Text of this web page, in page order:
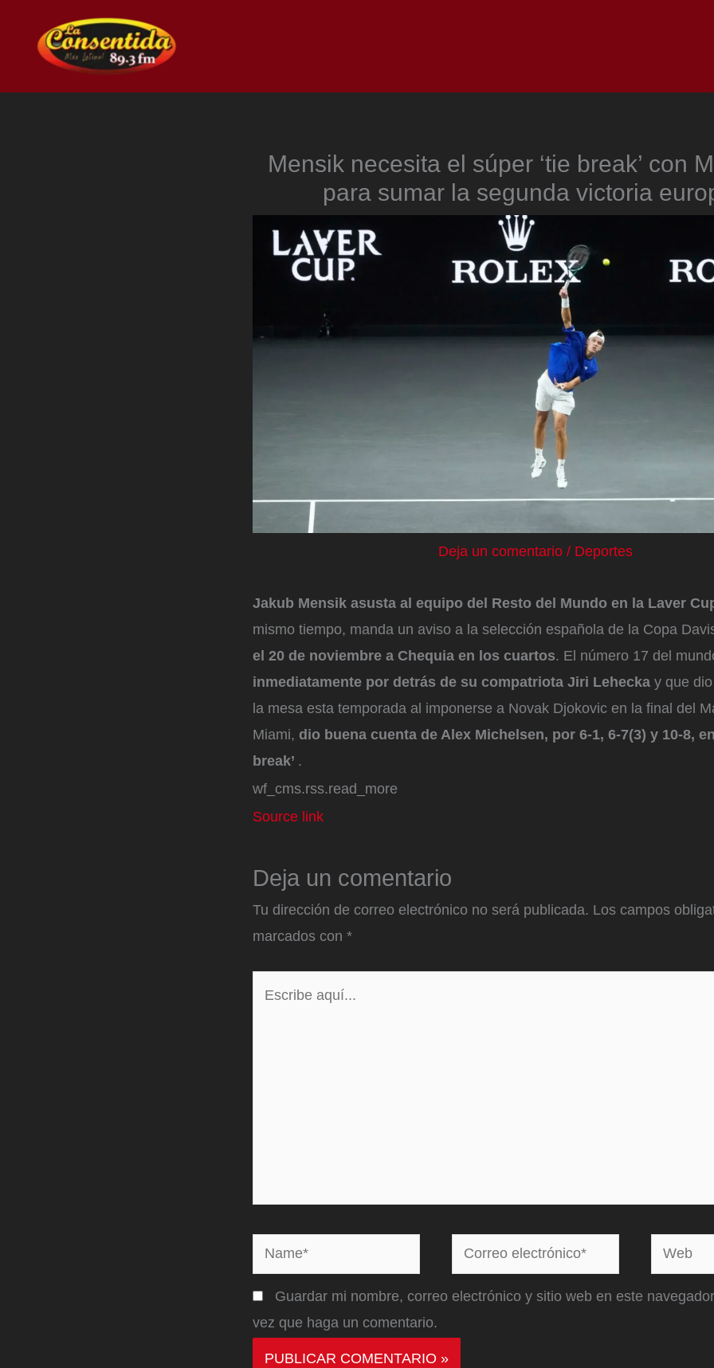
contenido
Mensik necesita el súper ‘tie break’ con
para sumar la segunda victoria
Deja un comentario / Deportes
Jakub Mensik asusta al equipo del Resto del Mundo en la Laver
mismo tiempo, manda un aviso a la selección española de la Copa
el 20 de noviembre a Chequia en los cuartos. El número 17 del
inmediatamente por detrás de su compatriota Jiri Lehecka y que
la mesa esta temporada al imponerse a Novak Djokovic en la final del
Miami, dio buena cuenta de Alex Michelsen, por 6-1, 6-7(3) y 10-8,
break’ .
wf_cms.rss.read_more
Source link
Deja un comentario
Tu dirección de correo electrónico no será publicada. Los campos
marcados con *
Name*
Correo
electrónico*
Web
Guardar mi nombre, correo electrónico y sitio web en este
vez que haga un comentario.